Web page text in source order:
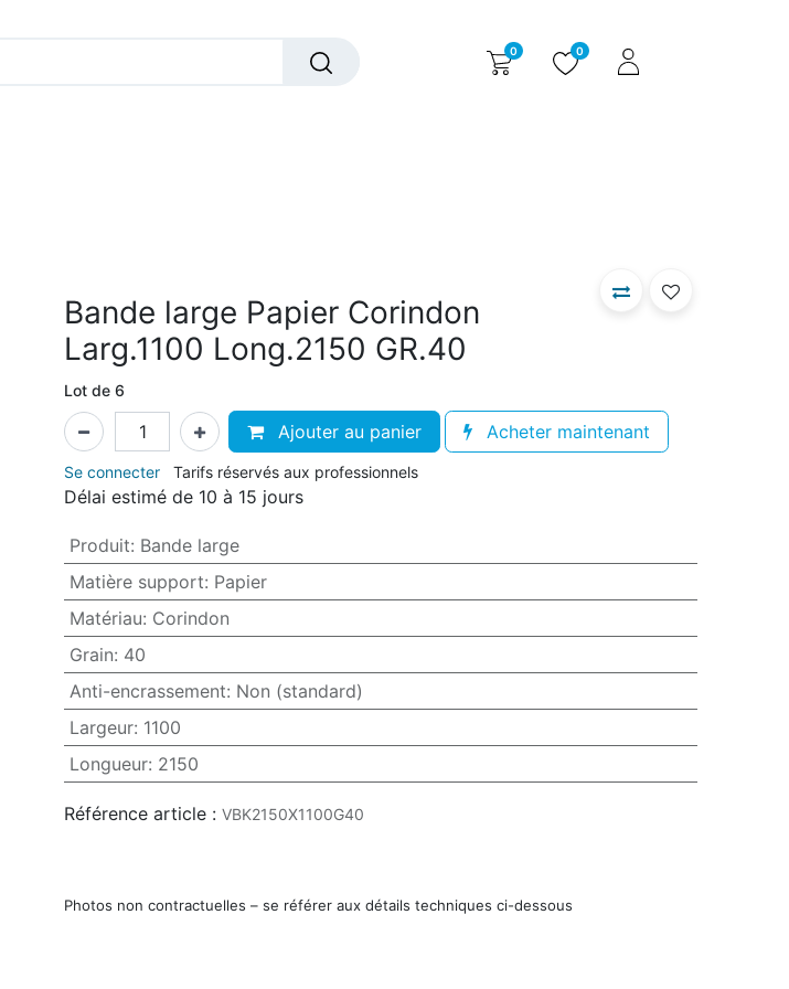
0 0
Bande large Papier Corindon
Larg.1100 Long.2150 GR.40
Lot de 6
Ajouter au panier Acheter maintenant
Se connecter Tarifs réservés aux professionnels
Délai estimé de 10 à 15 jours
Produit: Bande large
Matière support: Papier
Matériau: Corindon
Grain: 40
Anti-encrassement: Non (standard)
Largeur: 1100
Longueur: 2150
Référence article : VBK2150X1100G40
Photos non contractuelles – se référer aux détails techniques ci-dessous